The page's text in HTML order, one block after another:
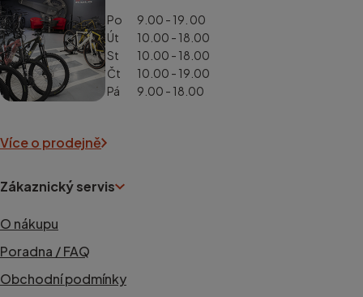
Po
9.00 - 19. 00
Út
10.00 - 18.00
St
10.00 - 18.00
Čt
10.00 - 19.00
Pá
9.00 - 18.00
Více o prodejně
Zákaznický servis
O nákupu
Poradna / FAQ
Obchodní podmínky